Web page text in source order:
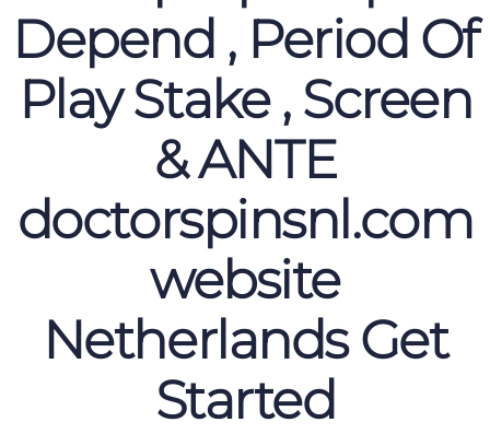
Depend , Period Of
Play Stake , Screen
& ANTE
doctorspinsnl.com
website
Netherlands Get
Started